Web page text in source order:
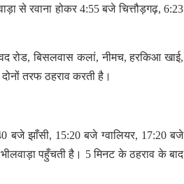
से रवाना होकर 4:55 बजे चित्तौड़गढ़, 6:23
रोड, बिसलवास कलां, नीमच, हरकिआ खाई,
दोनों तरफ ठहराव करती है।
बजे झाँसी, 15:20 बजे ग्वालियर, 17:20 बजे
पहुँचती है। 5 मिनट के ठहराव के बाद